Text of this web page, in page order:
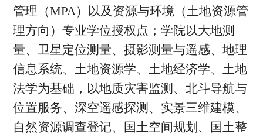
管理（MPA）以及资源与环境（土地资源管
理方向）专业学位授权点；学院以大地测
量、卫星定位测量、摄影测量与遥感、地理
信息系统、土地资源学、土地经济学、土地
法学为基础，以地质灾害监测、北斗导航与
位置服务、深空遥感探测、实景三维建模、
自然资源调查登记、国土空间规划、国土整